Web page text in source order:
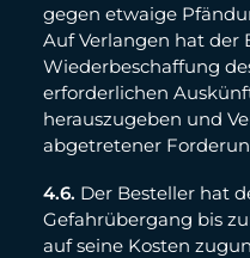
gegen etwaige
Auf Verlangen hat der
Wiederbeschaffung
erforderlichen
herauszugeben und
abgetretener
4.6. Der Besteller hat
Gefahrübergang bis
auf seine Kosten